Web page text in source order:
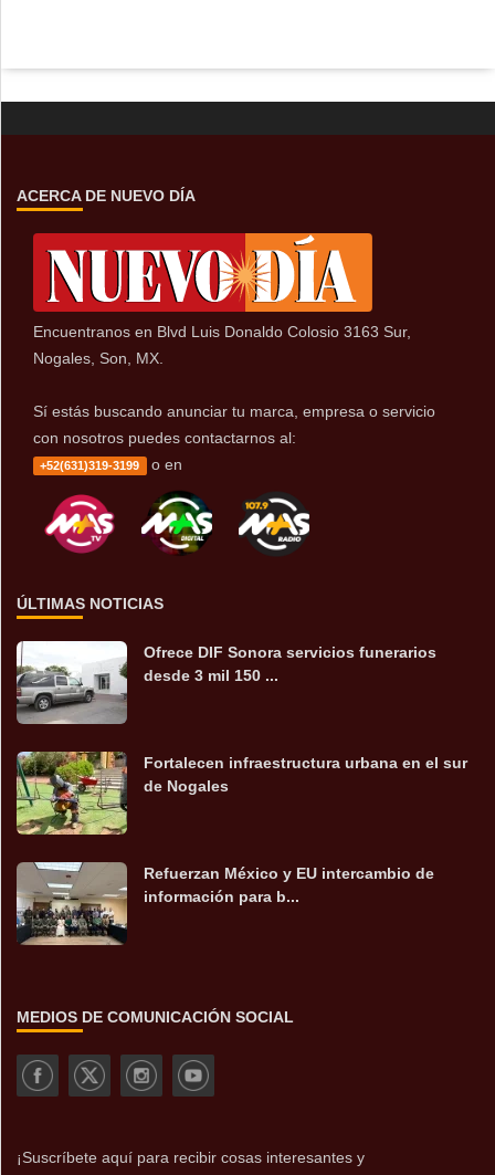
ACERCA DE NUEVO DÍA
Encuentranos en Blvd Luis Donaldo Colosio 3163 Sur,
Nogales, Son, MX.
Sí estás buscando anunciar tu marca, empresa o servicio
con nosotros puedes contactarnos al:
+52(631)319-3199 o en
ÚLTIMAS NOTICIAS
Ofrece DIF Sonora servicios funerarios
desde 3 mil 150 ...
Fortalecen infraestructura urbana en el sur
de Nogales
Refuerzan México y EU intercambio de
información para b...
MEDIOS DE COMUNICACIÓN SOCIAL
¡Suscríbete aquí para recibir cosas interesantes y